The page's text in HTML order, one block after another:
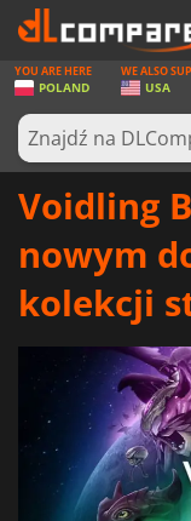
GRY
KARTY DO GIER
OPROGRAMOWANIE
SPRZĘT KOMPUTEROWY
ZALOGUJ SIĘ LUB
YOU ARE HERE
POLAND
WE ALSO
USA
Voidling
nowym
kolekcji